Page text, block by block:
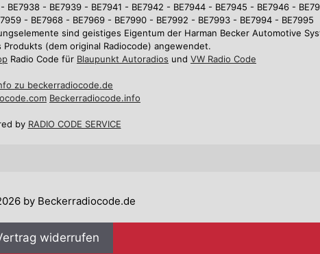
- BE7939 - BE7941 - BE7942 - BE7944 - BE7945 - BE7946 -
- BE7968 - BE7969 - BE7990 - BE7992 - BE7993 - BE7994 - BE7995
sind geistiges Eigentum der Harman Becker Automotive
(dem original Radiocode) angewendet.
Radio Code für Blaupunkt Autoradios und VW Radio Code
.com Beckerradiocode.info
by RADIO CODE SERVICE
by Beckerradiocode.de
widerrufen